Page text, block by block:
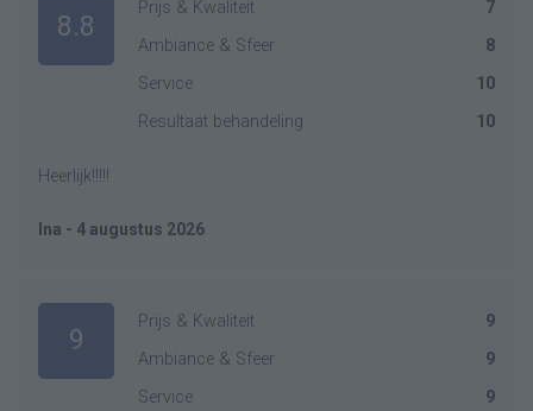
8.8
Prijs & Kwaliteit
7
Ambiance & Sfeer
8
Service
10
Resultaat behandeling
10
Heerlijk!!!!!
Ina - 4 augustus 2026
9
Prijs & Kwaliteit
9
Ambiance & Sfeer
9
Service
9